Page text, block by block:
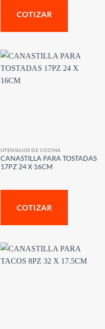
COTIZAR
UTENSILIOS DE COCINA
CANASTILLA PARA TOSTADAS
17PZ 24 X 16CM
COTIZAR